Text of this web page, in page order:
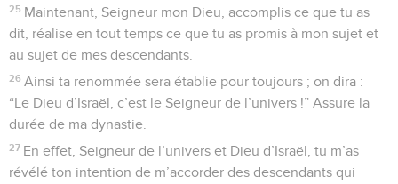
25 Maintenant, Seigneur mon Dieu, accomplis ce que tu as
dit, réalise en tout temps ce que tu as promis à mon sujet et
au sujet de mes descendants.
26 Ainsi ta renommée sera établie pour toujours ; on dira :
“Le Dieu d’Israël, c’est le Seigneur de l’univers !” Assure la
durée de ma dynastie.
27 En effet, Seigneur de l’univers et Dieu d’Israël, tu m’as
révélé ton intention de m’accorder des descendants qui